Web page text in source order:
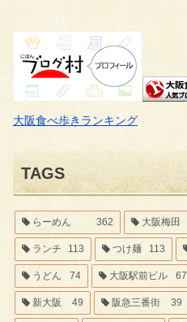
大阪食べ歩きランキング
TAGS
らーめん 362 大阪梅田
ランチ 113 つけ麺 113
うどん 74 大阪駅前ビル 67
新大阪 49 阪急三番街 39